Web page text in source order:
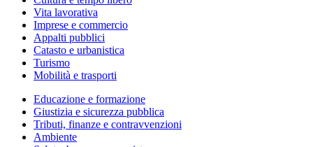
Vita lavorativa
Imprese e commercio
Appalti pubblici
Catasto e urbanistica
Turismo
Mobilità e trasporti
Educazione e formazione
Giustizia e sicurezza pubblica
Tributi, finanze e contravvenzioni
Ambiente